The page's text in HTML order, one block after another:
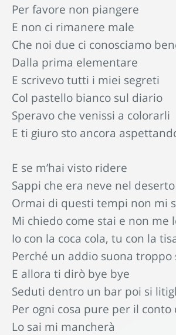
Per favore non piangere
E non ci rimanere male
Che noi due ci conosciamo
Dalla prima elementare
E scrivevo tutti i miei segreti
Col pastello bianco sul diario
Speravo che venissi a colorarli
E ti giuro sto ancora
E se m’hai visto ridere
Sappi che era neve nel
Ormai di questi tempi non mi
Mi chiedo come stai e non me
Io con la coca cola, tu con la
Perché un addio suona troppo
E allora ti dirò bye bye
Seduti dentro un bar poi si
Per ogni cosa pure per il conto
Lo sai mi mancherà